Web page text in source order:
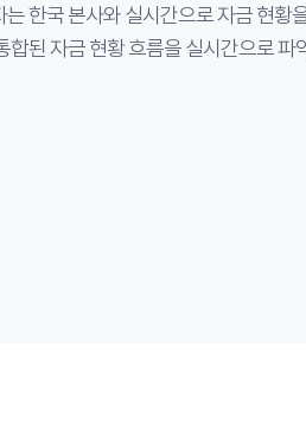
한국 본사와 실시간으로 자금 현황
합된 자금 현황 흐름을 실시간으로 파